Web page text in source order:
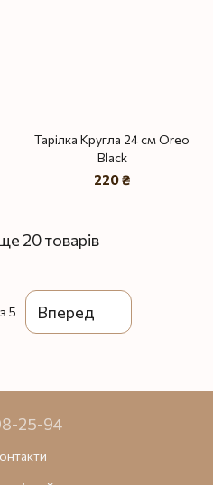
Тарілка Кругла 24 см Oreo
Black
220 ₴
20 товарів
з 5 Вперед
25-94